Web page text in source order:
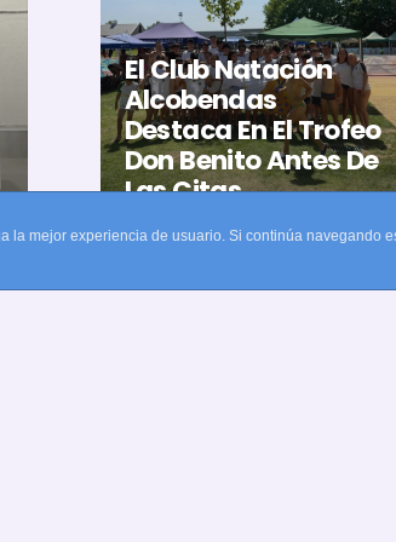
El Club Natación
Alcobendas
Destaca En El Trofeo
Don Benito Antes De
Las Citas
Nacionales
la mejor experiencia de usuario. Si continúa